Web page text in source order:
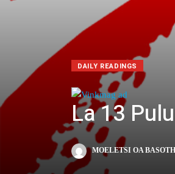
DAILY READINGS
La 13
MOELETSI OA